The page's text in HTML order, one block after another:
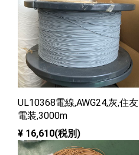
UL10368電線,AWG24,灰,住友
電装,3000m
¥ 16,610(税別)